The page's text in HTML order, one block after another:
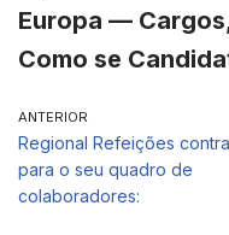
Europa —
Como se
ANTERIOR
Regional Refeições
para o seu quadro de
colaboradores: